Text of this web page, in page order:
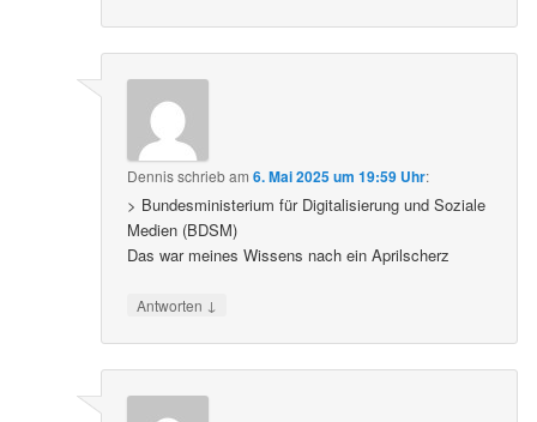
Dennisschriebam6. Mai 2025 um 19:59 Uhr:
> Bundesministerium für Digitalisierung und Soziale
Medien (BDSM)
Das war meines Wissens nach ein Aprilscherz
Antworten ↓